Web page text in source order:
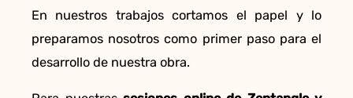
En nuestros trabajos cortamos el papel y lo
preparamos nosotros como primer paso para el
desarrollo de nuestra obra.